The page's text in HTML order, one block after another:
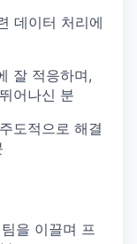
데이터 처리에
잘 적응하며,
어나신 분
도적으로 해결
을 이끌며 프